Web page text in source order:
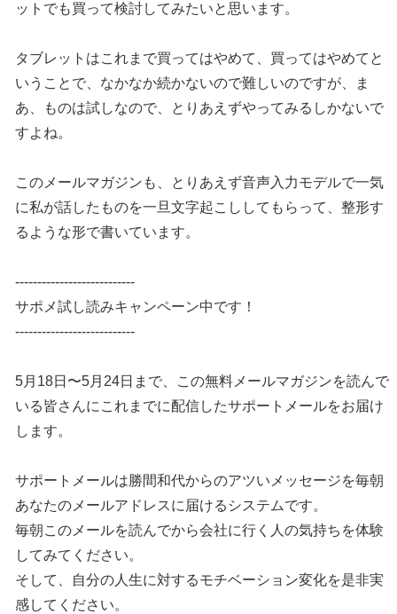
ットでも買って検討してみたいと思います。
タブレットはこれまで買ってはやめて、買ってはやめてと
いうことで、なかなか続かないので難しいのですが、ま
あ、ものは試しなので、とりあえずやってみるしかないで
すよね。
このメールマガジンも、とりあえず音声入力モデルで一気
に私が話したものを一旦文字起こししてもらって、整形す
るような形で書いています。
---------------------------
サポメ試し読みキャンペーン中です！
---------------------------
5月18日〜5月24日まで、この無料メールマガジンを読んで
いる皆さんにこれまでに配信したサポートメールをお届け
します。
サポートメールは勝間和代からのアツいメッセージを毎朝
あなたのメールアドレスに届けるシステムです。
毎朝このメールを読んでから会社に行く人の気持ちを体験
してみてください。
そして、自分の人生に対するモチベーション変化を是非実
感してください。